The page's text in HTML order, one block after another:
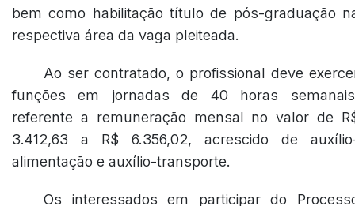
bem como habilitação título de pós-graduação
respectiva área da vaga pleiteada.
Ao ser contratado, o profissional deve
funções em jornadas de 40 horas
referente a remuneração mensal no valor de
3.412,63 a R$ 6.356,02, acrescido de
alimentação e auxílio-transporte.
Os interessados em participar do